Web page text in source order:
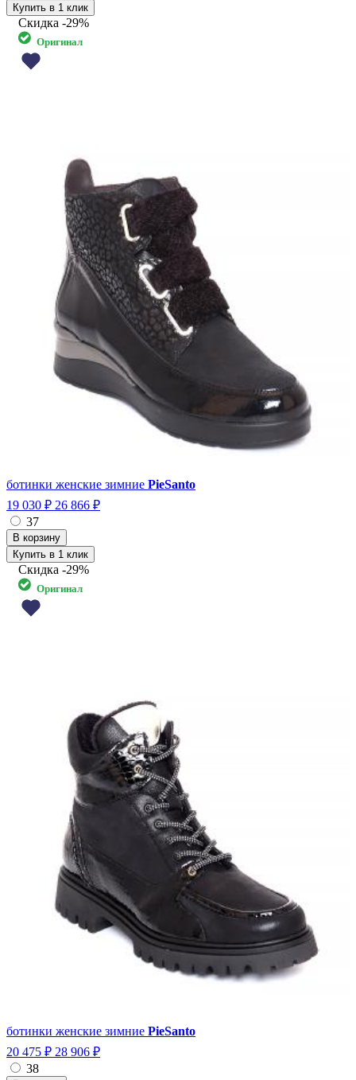
Купить в 1 клик
Скидка -29%
Оригинал
ботинки женские зимние PieSanto
19 030 ₽ 26 866 ₽
37
Купить в 1 клик
Скидка -29%
Оригинал
ботинки женские зимние PieSanto
20 475 ₽ 28 906 ₽
38